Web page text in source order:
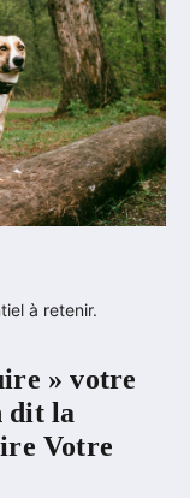
à retenir.
» votre
dit la
Votre